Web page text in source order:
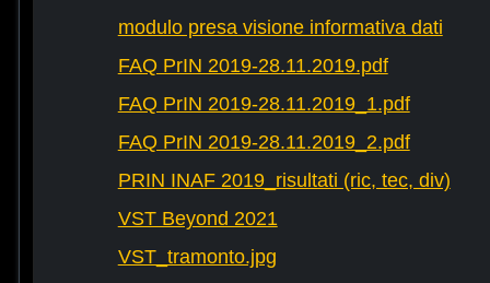
modulo presa visione informativa dati
FAQ PrIN 2019-28.11.2019.pdf
FAQ PrIN 2019-28.11.2019_1.pdf
FAQ PrIN 2019-28.11.2019_2.pdf
PRIN INAF 2019_risultati (ric, tec, div)
VST Beyond 2021
VST_tramonto.jpg